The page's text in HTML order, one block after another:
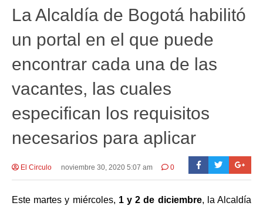
La Alcaldía de Bogotá habilitó
un portal en el que puede
encontrar cada una de las
vacantes, las cuales
especifican los requisitos
necesarios para aplicar
El Circulo noviembre 30, 2020 5:07 am 0
Este martes y miércoles, 1 y 2 de diciembre, la Alcaldía